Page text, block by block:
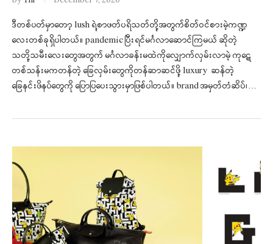
ဒီတစ်ပတ်မှာတော့ lush ရဲ့စာဖတ်ပရိသတ်တို့အတွက်စိတ်ဝင်စားမဲ့ကဏ္ဍ
လေးတစ်ခုရှိပါတယ်။ pandemic ပြီးရင်မင်္ဂလာဆောင်ကြမယ် ဆိုတဲ့
သတို့သမီးလေးတွေအတွက် မင်္ဂလာခန်းမထဲကိုလျှောက်လှမ်းလာမဲ့ ကုဋေ
တစ်သန်းမကတန်တဲ့ ခြေလှမ်းတွေကိုတန်ဆာဆင်ဖို့ luxury ဆန်တဲ့
ခြေနင်းဖိနပ်တွေကို ပြောပြပေးသွားမှာဖြစ်ပါတယ်။ brand အမှတ်တံဆိပ်၊…